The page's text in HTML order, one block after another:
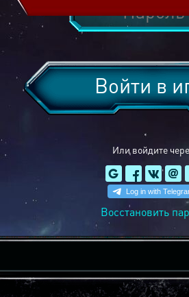
Или войдите
Войти в
Восстановить